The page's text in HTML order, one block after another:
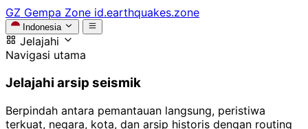
GZ Gempa Zone id.earthquakes.zone
Indonesia
Jelajahi
Navigasi utama
Jelajahi arsip seismik
Berpindah antara pemantauan langsung, peristiwa
terkuat, negara, kota, dan arsip historis dengan routing